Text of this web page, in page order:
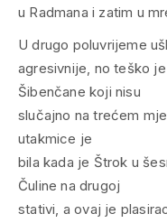
u Radmana i zatim u
U drugo poluvrijeme
agresivnije, no teško
Šibenčane koji nisu
slučajno na trećem
utakmice je
bila kada je Štrok u
Čuline na drugoj
stativi, a ovaj je